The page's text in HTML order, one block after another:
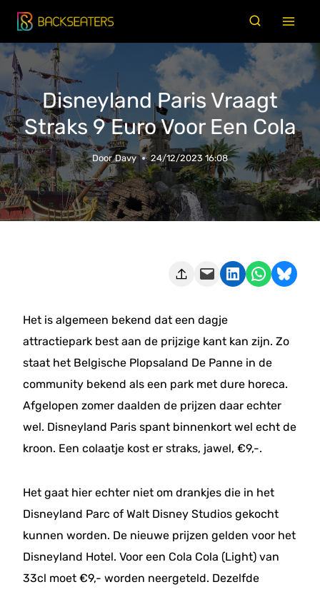
Doorgaan
naar
inhoud
Disneyland Paris Vraagt
Straks 9 Euro Voor Een Cola
Door Davy 24/12/2023 16:08
Deze pagina e-mailen Delen op LinkedIn Delen via WhatsApp Share on Bluesky
Het is algemeen bekend dat een dagje
attractiepark best aan de prijzige kant kan zijn. Zo
staat het Belgische Plopsaland De Panne in de
community bekend als een park met dure horeca.
Afgelopen zomer daalden de prijzen daar echter
wel. Disneyland Paris spant binnenkort wel echt de
kroon. Een colaatje kost er straks, jawel, €9,-.
Het gaat hier echter niet om drankjes die in het
Disneyland Parc of Walt Disney Studios gekocht
kunnen worden. De nieuwe prijzen gelden voor het
Disneyland Hotel. Voor een Cola Cola (Light) van
33cl moet €9,- worden neergeteld. Dezelfde